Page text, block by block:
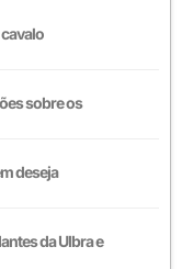
sobre os
deseja
da Ulbra e